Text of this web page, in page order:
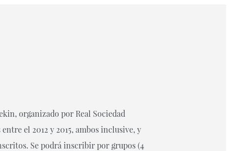
organizado por Real Sociedad
el 2012 y 2015, ambos inclusive, y
Se podrá inscribir por grupos (4